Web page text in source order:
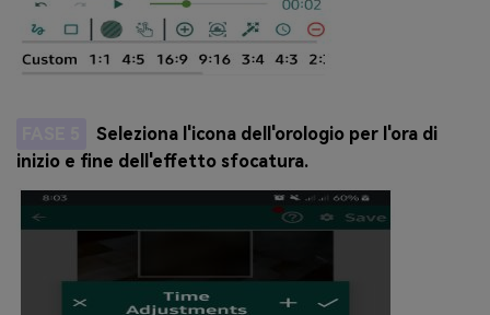
Seleziona l'icona dell'orologio per l'ora di
inizio e fine dell'effetto sfocatura.